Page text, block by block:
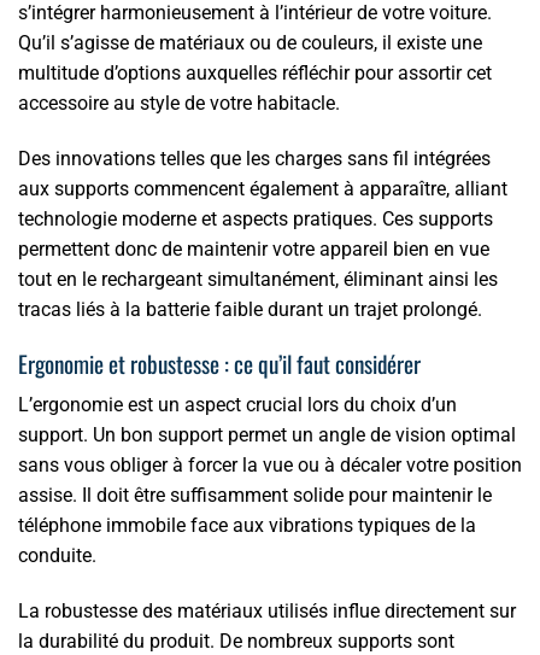
s’intégrer harmonieusement à l’intérieur de votre voiture.
Qu’il s’agisse de matériaux ou de couleurs, il existe une
multitude d’options auxquelles réfléchir pour assortir cet
accessoire au style de votre habitacle.
Des innovations telles que les charges sans fil intégrées
aux supports commencent également à apparaître, alliant
technologie moderne et aspects pratiques. Ces supports
permettent donc de maintenir votre appareil bien en vue
tout en le rechargeant simultanément, éliminant ainsi les
tracas liés à la batterie faible durant un trajet prolongé.
Ergonomie et robustesse : ce qu’il faut considérer
L’ergonomie est un aspect crucial lors du choix d’un
support. Un bon support permet un angle de vision optimal
sans vous obliger à forcer la vue ou à décaler votre position
assise. Il doit être suffisamment solide pour maintenir le
téléphone immobile face aux vibrations typiques de la
conduite.
La robustesse des matériaux utilisés influe directement sur
la durabilité du produit. De nombreux supports sont